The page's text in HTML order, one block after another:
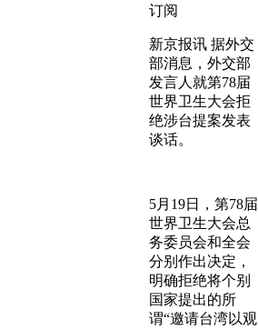
订阅
新京报讯 据外交
部消息，外交部
发言人就第78届
世界卫生大会拒
绝涉台提案发表
谈话。
5月19日，第78届
世界卫生大会总
务委员会和全会
分别作出决定，
明确拒绝将个别
国家提出的所
谓“邀请台湾以观